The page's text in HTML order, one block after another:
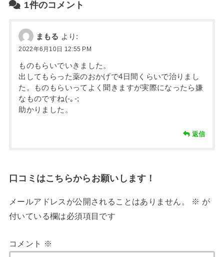
1件のコメント
まもる より:
2022年6月10日 12:55 PM
ものもらいでいきました。
出してもらった薬のおかげで4日間くらいで治りまし
た。ものもらいってよく聞きますが実際になったら嫌
なものですね(-｡-;
助かりました。
返信
口コミはこちらからお願いします！
メールアドレスが公開されることはありません。 ※ が
付いている欄は必須項目です
コメント ※